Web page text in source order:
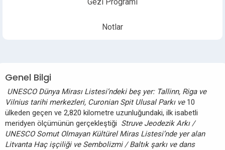
Notlar
Genel Bilgi
UNESCO Dünya Mirası Listesi’ndeki beş yer: Tallinn, Riga ve
Vilnius tarihi merkezleri, Curonian Spit Ulusal Parkı ve 10
ülkeden geçen ve 2,820 kilometre uzunluğundaki, ilk isabetli
meridyen ölçümünün gerçekleştiği Struve Jeodezik Arkı/
UNESCOSomut Olmayan Kültürel Miras Listesi’nde yer alan
Litvanta Haç işçiliği ve Sembolizmi / Baltık şarkı ve dans